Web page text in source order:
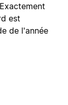
est
de l'année